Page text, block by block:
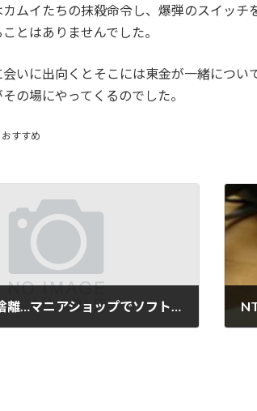
ムイたちの抹殺命令し、爆弾のスイッチ
とはありませんでした。
いに出向くとそこには東金が一緒につい
の場にやってくるのでした。
おすすめ